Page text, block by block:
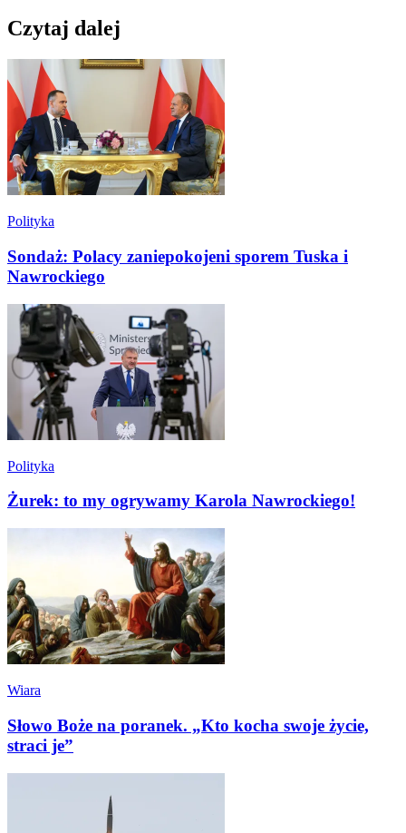
Czytaj dalej
Polityka
Sondaż: Polacy zaniepokojeni sporem Tuska i
Nawrockiego
Polityka
Żurek: to my ogrywamy Karola Nawrockiego!
Wiara
Słowo Boże na poranek. „Kto kocha swoje życie,
straci je”